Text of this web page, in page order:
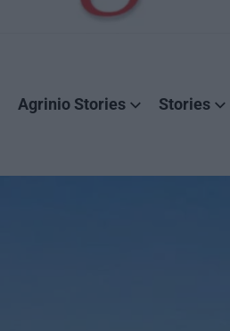
Agrinio Stories Stories